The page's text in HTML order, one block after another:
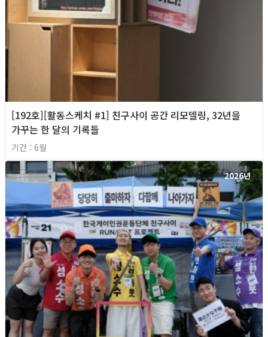
[192호][활동스케치 #1] 친구사이 공간 리모델링, 32년을
가꾸는 한 달의 기록들
기간 : 6월
2026년